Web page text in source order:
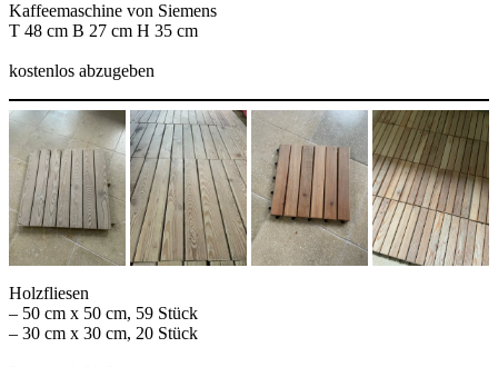
Kaffeemaschine von Siemens
T 48 cm B 27 cm H 35 cm
kostenlos abzugeben
Holzfliesen
– 50 cm x 50 cm, 59 Stück
– 30 cm x 30 cm, 20 Stück